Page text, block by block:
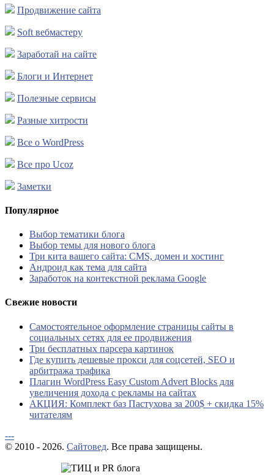
Продвижение сайта
Soft вебмастеру
Заработай на сайте
Блоги и Интернет
Полезные сервисы
Разные хитрости
Все о WordPress
Все про Ucoz
Заметки
Популярное
Выбор тематики блога
Выбор темы для нового блога
Три кита вашего сайта: CMS, домен и хостинг
Андроид как тема для сайта
Заработок на контекстной реклама Google
Свежие новости
Самостоятельное оформление страницы сайты в
социальных сетях для ее продвижения
Три бесплатных парсера картинок
Где купить дешевые прокси для соцсетей, SEO и
арбитража трафика
Плагин WordPress Easy Custom Advert Blocks для
увеличения дохода с рекламы на сайтах
АКЦИЯ: Комплект баз Пастухова за 200$ + скидка 15%
читателям
---
© 2010 - 2026. Сайтовед. Все права защищены.